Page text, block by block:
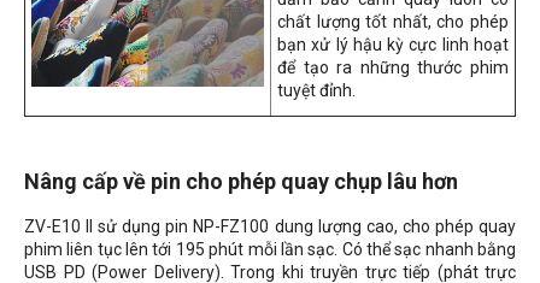
chất lượng tốt nhất, cho phép
bạn xử lý hậu kỳ cực linh hoạt
để tạo ra những thước phim
tuyệt đỉnh.
Nâng cấp về pin cho phép quay chụp lâu hơn
ZV-E10 II sử dụng pin NP-FZ100 dung lượng cao, cho phép quay
phim liên tục lên tới 195 phút mỗi lần sạc. Có thể sạc nhanh bằng
USB PD (Power Delivery). Trong khi truyền trực tiếp (phát trực